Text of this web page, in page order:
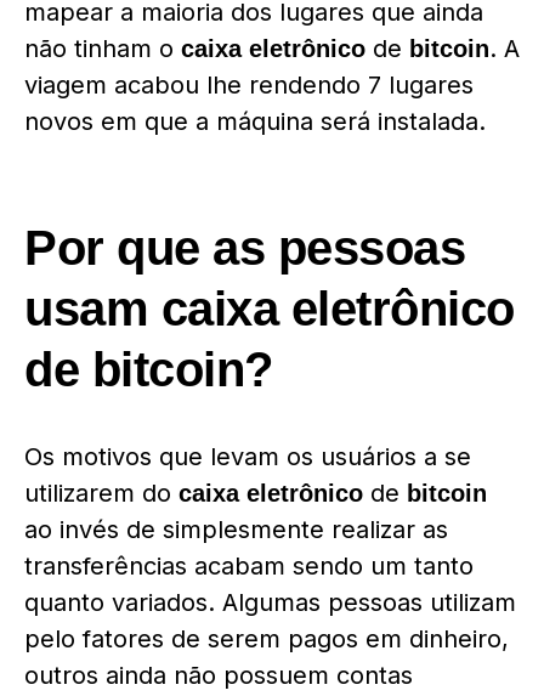
mapear a maioria dos lugares que ainda
não tinham o caixa eletrônico de bitcoin. A
viagem acabou lhe rendendo 7 lugares
novos em que a máquina será instalada.
Por que as pessoas
usam caixa eletrônico
de bitcoin?
Os motivos que levam os usuários a se
utilizarem do caixa eletrônico de bitcoin
ao invés de simplesmente realizar as
transferências acabam sendo um tanto
quanto variados. Algumas pessoas utilizam
pelo fatores de serem pagos em dinheiro,
outros ainda não possuem contas